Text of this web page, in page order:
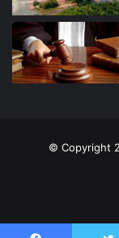
© Copyright